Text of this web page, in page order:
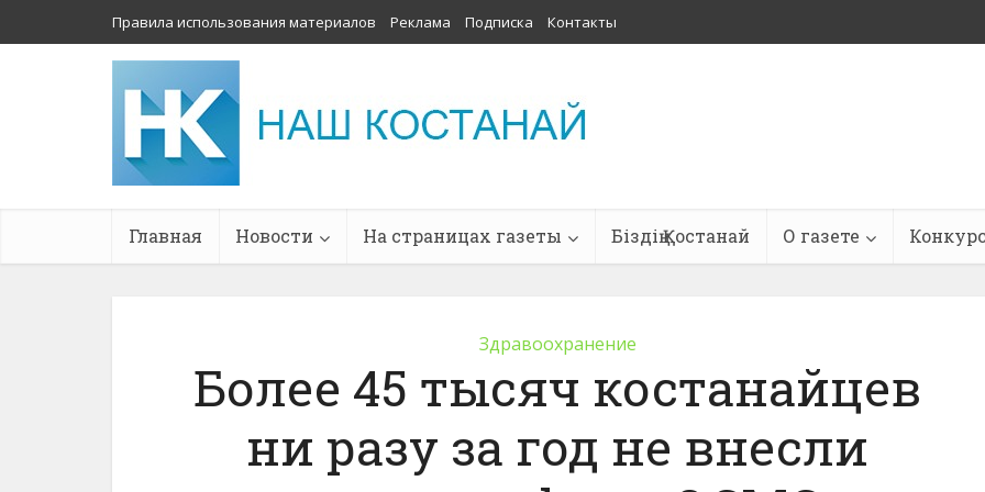
Правила использования материалов Реклама Подписка Контакты
Главная Новости На страницах газеты Біздің Қостанай О газете
Здравоохранение
Более 45 тысяч костанайцев
ни разу за год не внесли